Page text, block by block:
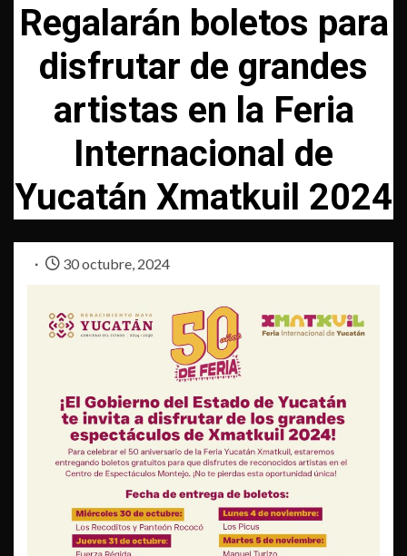
Regalarán boletos para
disfrutar de grandes
artistas en la Feria
Internacional de
Yucatán Xmatkuil 2024
30 octubre, 2024